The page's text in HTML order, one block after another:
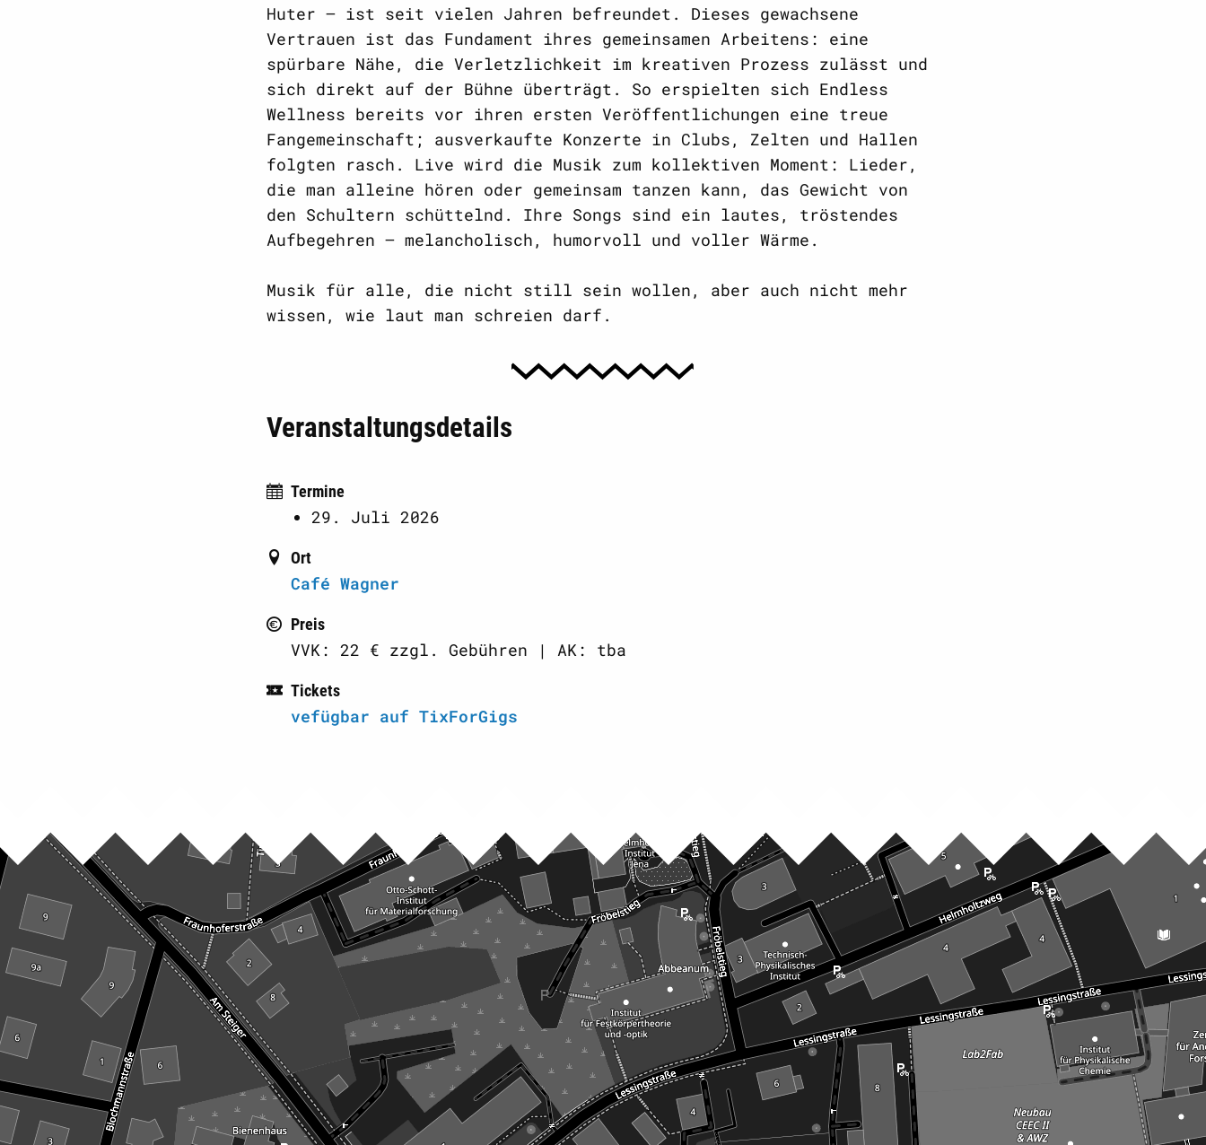
Huter – ist seit vielen Jahren befreundet. Dieses gewachsene
Vertrauen ist das Fundament ihres gemeinsamen Arbeitens: eine
spürbare Nähe, die Verletzlichkeit im kreativen Prozess zulässt und
sich direkt auf der Bühne überträgt. So erspielten sich Endless
Wellness bereits vor ihren ersten Veröffentlichungen eine treue
Fangemeinschaft; ausverkaufte Konzerte in Clubs, Zelten und Hallen
folgten rasch. Live wird die Musik zum kollektiven Moment: Lieder,
die man alleine hören oder gemeinsam tanzen kann, das Gewicht von
den Schultern schüttelnd. Ihre Songs sind ein lautes, tröstendes
Aufbegehren – melancholisch, humorvoll und voller Wärme.
Musik für alle, die nicht still sein wollen, aber auch nicht mehr
wissen, wie laut man schreien darf.
Veranstaltungsdetails
Termine
29. Juli 2026
Ort
Café Wagner
Preis
VVK: 22 € zzgl. Gebühren | AK: tba
Tickets
vefügbar auf TixForGigs